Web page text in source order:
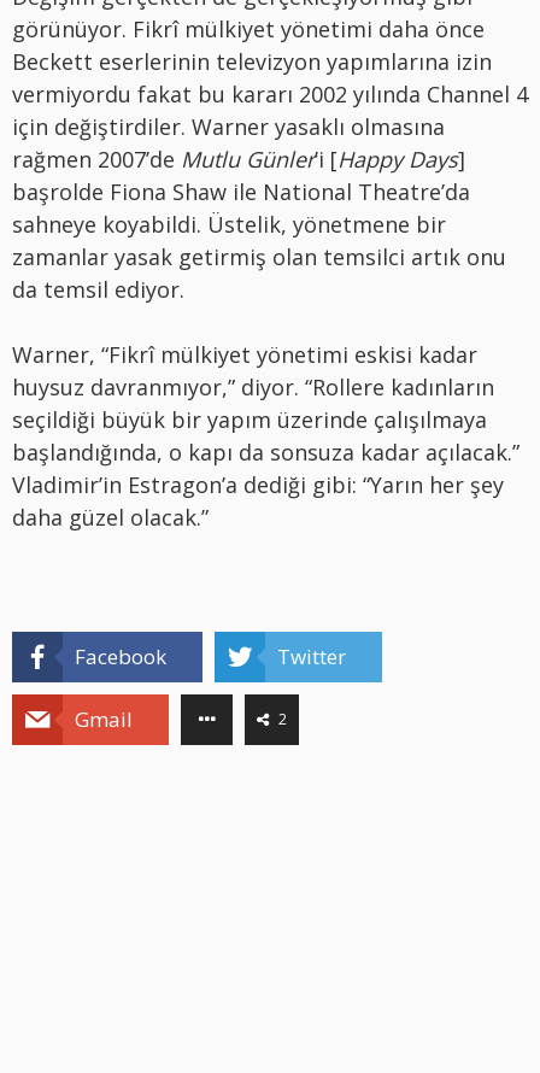
görünüyor. Fikrî mülkiyet yönetimi daha önce
Beckett eserlerinin televizyon yapımlarına izin
vermiyordu fakat bu kararı 2002 yılında Channel 4
için değiştirdiler. Warner yasaklı olmasına
rağmen 2007’de Mutlu Günler’i [Happy Days]
başrolde Fiona Shaw ile National Theatre’da
sahneye koyabildi. Üstelik, yönetmene bir
zamanlar yasak getirmiş olan temsilci artık onu
da temsil ediyor.
Warner, “Fikrî mülkiyet yönetimi eskisi kadar
huysuz davranmıyor,” diyor. “Rollere kadınların
seçildiği büyük bir yapım üzerinde çalışılmaya
başlandığında, o kapı da sonsuza kadar açılacak.”
Vladimir’in Estragon’a dediği gibi: “Yarın her şey
daha güzel olacak.”
Facebook Twitter
Gmail 2